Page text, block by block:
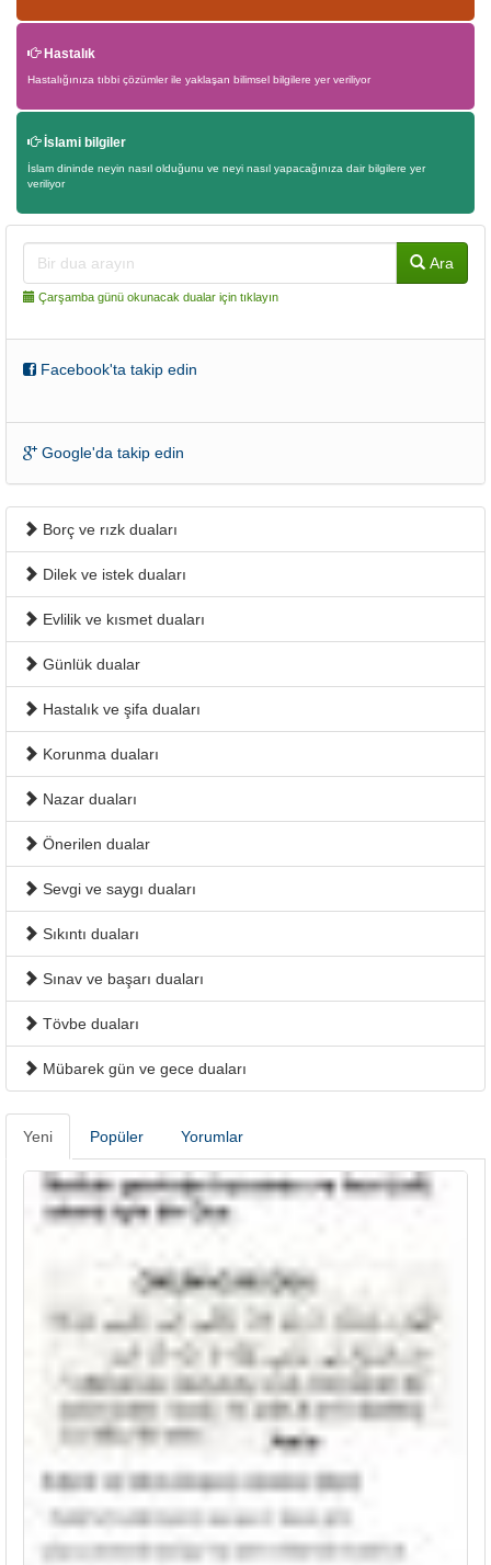
Hastalık
Hastalığınıza tıbbi çözümler ile yaklaşan bilimsel bilgilere yer veriliyor
İslami bilgiler
İslam dininde neyin nasıl olduğunu ve neyi nasıl yapacağınıza dair bilgilere yer
veriliyor
Ara
Çarşamba günü okunacak dualar için tıklayın
Facebook'ta takip edin
Google'da takip edin
Borç ve rızk duaları
Dilek ve istek duaları
Evlilik ve kısmet duaları
Günlük dualar
Hastalık ve şifa duaları
Korunma duaları
Nazar duaları
Önerilen dualar
Sevgi ve saygı duaları
Sıkıntı duaları
Sınav ve başarı duaları
Tövbe duaları
Mübarek gün ve gece duaları
Yeni Popüler Yorumlar